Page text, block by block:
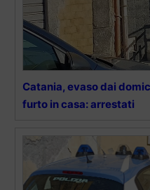
Catania, evaso dai
furto in casa: arrestati